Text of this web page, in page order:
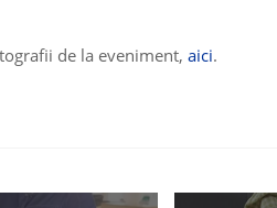
de la eveniment, aici.